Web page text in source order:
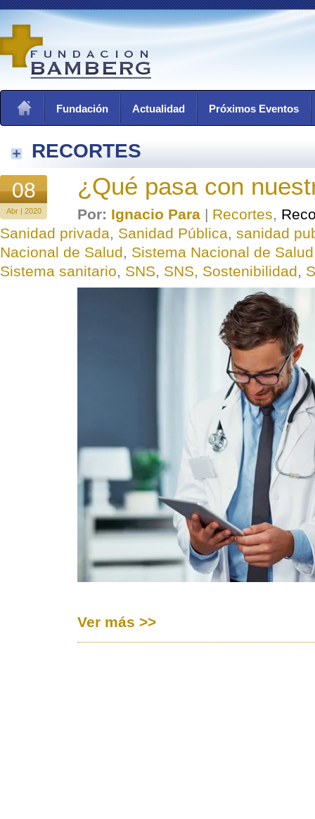
Fundación Actualidad Próximos Eventos
RECORTES
08
Abr | 2020
¿Qué pasa con
Por: Ignacio Para | Recortes,
Sanidad privada, Sanidad Pública, sanidad
Nacional de Salud, Sistema Nacional de Salud
Sistema sanitario, SNS, SNS, Sostenibilidad,
Ver más >>